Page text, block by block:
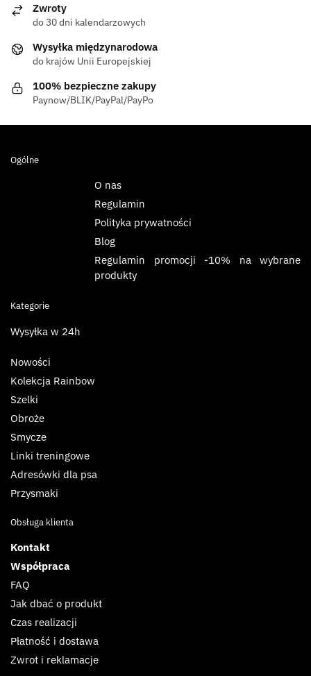
Zwroty
do 30 dni kalendarzowych
Wysyłka międzynarodowa
do krajów Unii Europejskiej
100% bezpieczne zakupy
Paynow/BLIK/PayPal/PayPo
Ogólne
O nas
Regulamin
Polityka prywatności
Blog
Regulamin promocji -10% na wybrane
produkty
Kategorie
Wysyłka w 24h
Nowości
Kolekcja Rainbow
Szelki
Obroże
Smycze
Linki treningowe
Adresówki dla psa
Przysmaki
Obsługa klienta
Kontakt
Współpraca
FAQ
Jak dbać o produkt
Czas realizacji
Płatność i dostawa
Zwrot i reklamacje